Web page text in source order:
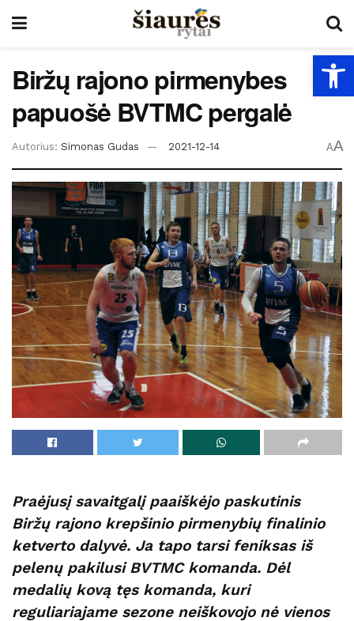
Biržų rajono pirmenybes
papuošė BVTMC pergalė
Autorius: Simonas Gudas 2021-12-14 AA
Praėjusį savaitgalį paaiškėjo paskutinis
Biržų rajono krepšinio pirmenybių finalinio
ketverto dalyvė. Ja tapo tarsi feniksas iš
pelenų pakilusi BVTMC komanda. Dėl
medalių kovą tęs komanda, kuri
reguliariajame sezone neiškovojo nė vienos